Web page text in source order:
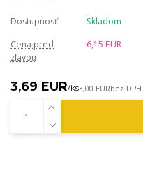
Dostupnosť
Skladom
Cena pred
zľavou
6,15 EUR
3,69 EUR/ks3,00 EURbez DPH